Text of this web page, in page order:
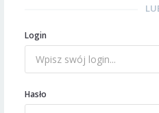
Login
Hasło